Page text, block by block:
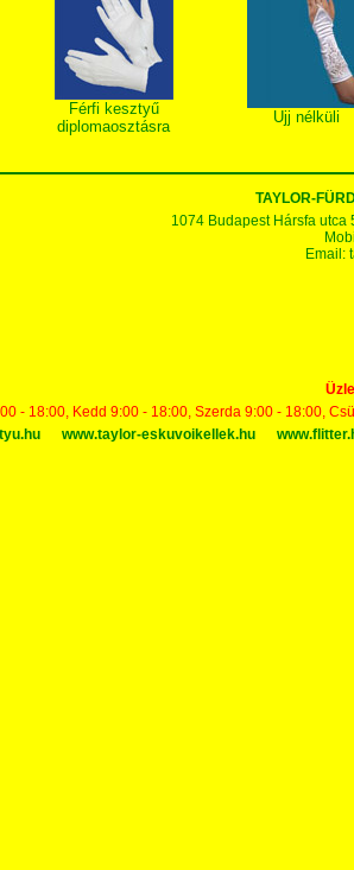
Férfi kesztyű
diplomaosztásra
Ujj nélküli
TAYLOR-
1074 Budapest Hársfa utca
Email:
- 18:00, Kedd 9:00 - 18:00, Szerda 9:00 - 18:00,
www.taylor-eskuvoikellek.hu